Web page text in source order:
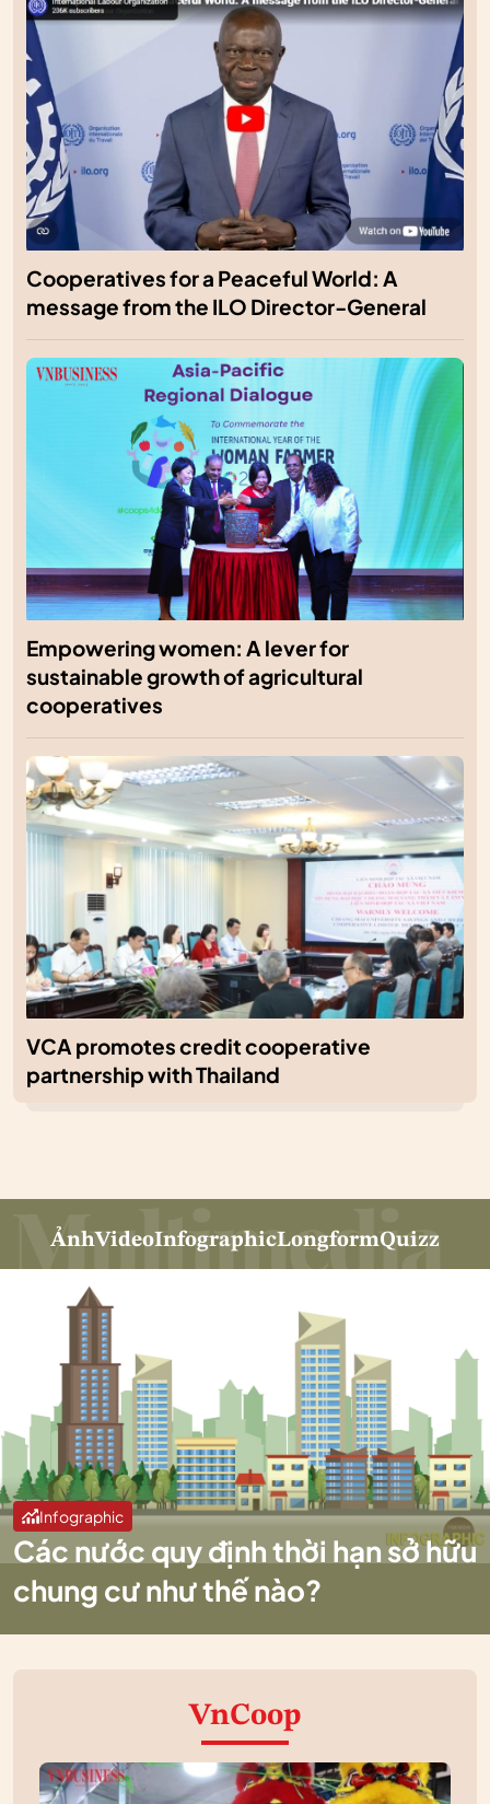
Cooperatives for a Peaceful World: A
message from the ILO Director-General
Empowering women: A lever for
sustainable growth of agricultural
cooperatives
VCA promotes credit cooperative
partnership with Thailand
ẢnhVideoInfographicLongformQuizz
Infographic
Các nước quy định thời hạn sở hữu
chung cư như thế nào?
VnCoop